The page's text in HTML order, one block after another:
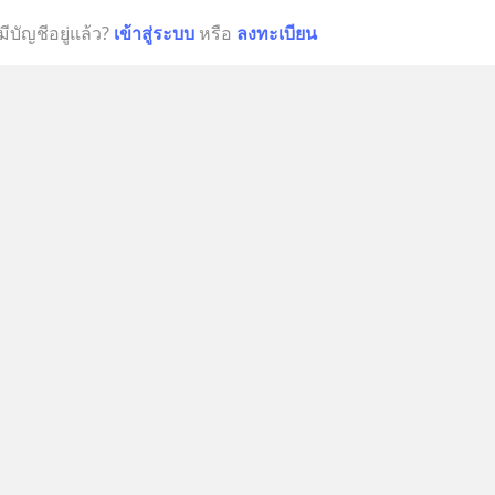
บัญชีอยู่แล้ว? เข้าสู่ระบบ หรือ ลงทะเบียน